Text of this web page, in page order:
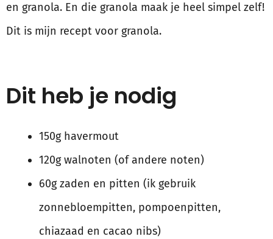
en granola. En die granola maak je heel simpel zelf!
Dit is mijn recept voor granola.
Dit heb je nodig
150g havermout
120g walnoten (of andere noten)
60g zaden en pitten (ik gebruik
zonnebloempitten, pompoenpitten,
chiazaad en cacao nibs)